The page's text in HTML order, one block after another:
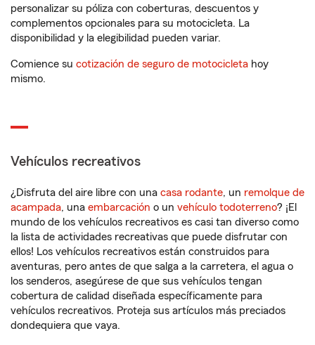
personalizar su póliza con coberturas, descuentos y
complementos opcionales para su motocicleta. La
disponibilidad y la elegibilidad pueden variar.
Comience su cotización de seguro de motocicleta hoy
mismo.
Vehículos recreativos
¿Disfruta del aire libre con una casa rodante, un remolque de
acampada, una embarcación o un vehículo todoterreno? ¡El
mundo de los vehículos recreativos es casi tan diverso como
la lista de actividades recreativas que puede disfrutar con
ellos! Los vehículos recreativos están construidos para
aventuras, pero antes de que salga a la carretera, el agua o
los senderos, asegúrese de que sus vehículos tengan
cobertura de calidad diseñada específicamente para
vehículos recreativos. Proteja sus artículos más preciados
dondequiera que vaya.